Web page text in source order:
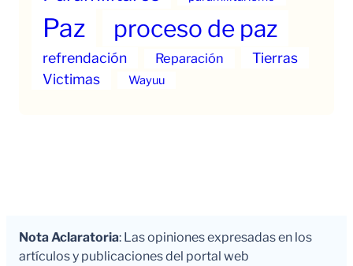
Paz proceso de paz
refrendación Reparación
Tierras
Victimas
Wayuu
Nota Aclaratoria: Las opiniones expresadas en los
artículos y publicaciones del portal web